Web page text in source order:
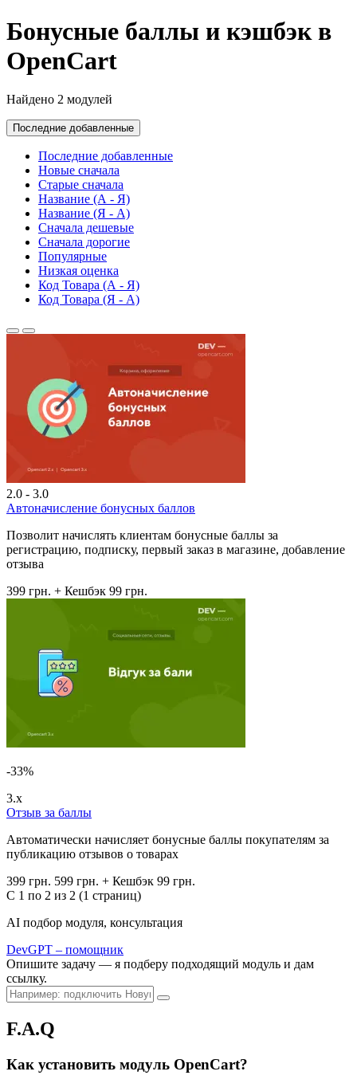
Бонусные баллы и кэшбэк в
OpenCart
Найдено 2 модулей
Последние добавленные
Последние добавленные
Новые сначала
Старые сначала
Название (А - Я)
Название (Я - А)
Сначала дешевые
Сначала дорогие
Популярные
Низкая оценка
Код Товара (А - Я)
Код Товара (Я - А)
2.0 - 3.0
Автоначисление бонусных баллов
Позволит начислять клиентам бонусные баллы за
регистрацию, подписку, первый заказ в магазине, добавление
отзыва
399 грн. + Кешбэк 99 грн.
-33%
3.x
Отзыв за баллы
Автоматически начисляет бонусные баллы покупателям за
публикацию отзывов о товарах
399 грн. 599 грн. + Кешбэк 99 грн.
С 1 по 2 из 2 (1 страниц)
AI подбор модуля, консультация
DevGPT – помощник
Опишите задачу — я подберу подходящий модуль и дам
ссылку.
F.A.Q
Как установить модуль OpenCart?